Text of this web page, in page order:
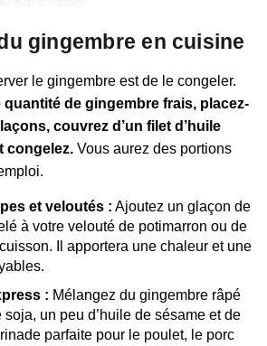
gingembre en cuisine
le gingembre est de le congeler.
quantité de gingembre frais, placez-
couvrez d’un filet d’huile
congelez. Vous aurez des portions
et veloutés : Ajoutez un glaçon de
à votre velouté de potimarron ou de
Il apportera une chaleur et une
: Mélangez du gingembre râpé
un peu d’huile de sésame et de
parfaite pour le poulet, le porc